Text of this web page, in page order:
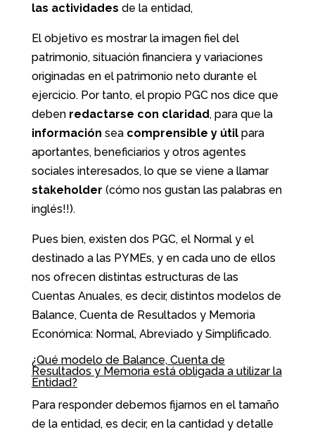
las actividades de la entidad,
El objetivo es mostrar la imagen fiel del
patrimonio, situación financiera y variaciones
originadas en el patrimonio neto durante el
ejercicio. Por tanto, el propio PGC nos dice que
deben redactarse con claridad, para que la
información sea comprensible y útilpara
aportantes, beneficiarios y otros agentes
sociales interesados, lo que se viene a llamar
stakeholder (cómo nos gustan las palabras en
inglés!!).
Pues bien, existen dos PGC, el Normal y el
destinado a las PYMEs, y en cada uno de ellos
nos ofrecen distintas estructuras de las
Cuentas Anuales, es decir, distintos modelos de
Balance, Cuenta de Resultados y Memoria
Económica: Normal, Abreviado y Simplificado.
¿Qué modelo de Balance, Cuenta de
Resultados y Memoria está obligada a utilizar la
Entidad?
Para responder debemos fijarnos en el tamaño
de la entidad, es decir, en la cantidad y detalle